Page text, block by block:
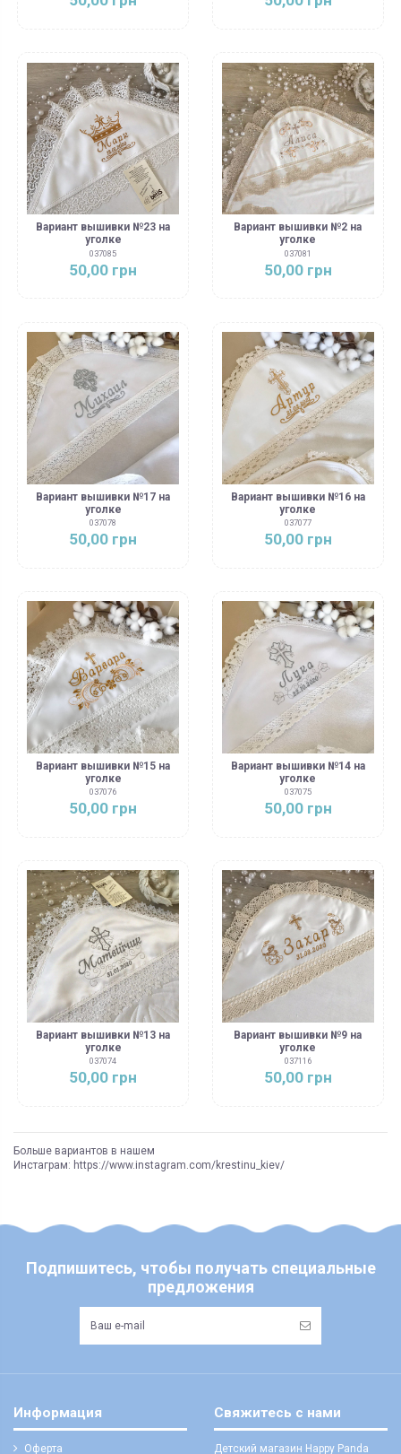
Вариант вышивки №23 на
уголке
037085
50,00 грн
Вариант вышивки №2 на
уголке
037081
50,00 грн
Вариант вышивки №17 на
уголке
037078
50,00 грн
Вариант вышивки №16 на
уголке
037077
50,00 грн
Вариант вышивки №15 на
уголке
037076
50,00 грн
Вариант вышивки №14 на
уголке
037075
50,00 грн
Вариант вышивки №13 на
уголке
037074
50,00 грн
Вариант вышивки №9 на
уголке
037116
50,00 грн
Больше вариантов в нашем
Инстаграм: https://www.instagram.com/krestinu_kiev/
Подпишитесь, чтобы получать специальные
предложения
Информация
Оферта
Свяжитесь с нами
Детский магазин Happy Panda